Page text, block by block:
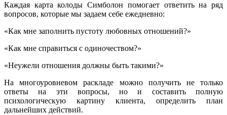
Каждая карта колоды Симболон помогает ответить на ряд
вопросов, которые мы задаем себе ежедневно:
«Как мне заполнить пустоту любовных отношений?»
«Как мне справиться с одиночеством?»
«Неужели отношения должны быть такими?»
На многоуровневом раскладе можно получить не только
ответы на эти вопросы, но и составить полную
психологическую картину клиента, определить план
дальнейших действий.